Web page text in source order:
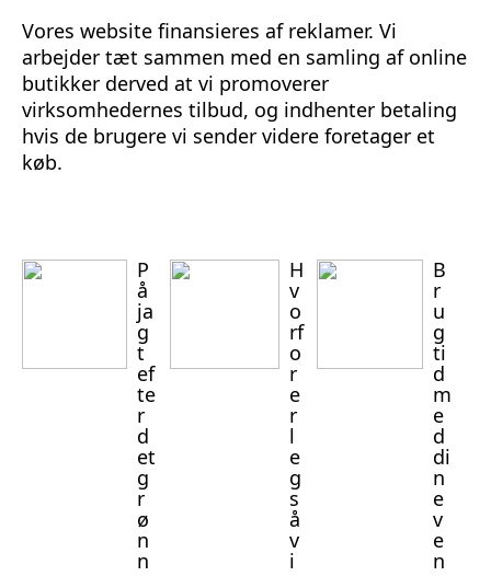
Vores website finansieres af reklamer. Vi
arbejder tæt sammen med en samling af online
butikker derved at vi promoverer
virksomhedernes tilbud, og indhenter betaling
hvis de brugere vi sender videre foretager et
køb.
P
å
ja
g
t
ef
te
r
d
et
g
r
ø
n
n
H
v
o
rf
o
r
e
r
l
e
g
s
å
v
i
B
r
u
g
ti
d
m
e
d
di
n
e
v
e
n